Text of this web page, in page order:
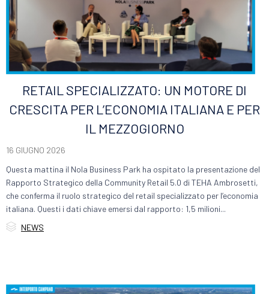
RETAIL SPECIALIZZATO: UN MOTORE DI
CRESCITA PER L’ECONOMIA ITALIANA E PER
IL MEZZOGIORNO
16 GIUGNO 2026
Questa mattina il Nola Business Park ha ospitato la presentazione del
Rapporto Strategico della Community Retail 5.0 di TEHA Ambrosetti,
che conferma il ruolo strategico del retail specializzato per l’economia
italiana. Questi i dati chiave emersi dal rapporto: 1,5 milioni...
 Category
NEWS